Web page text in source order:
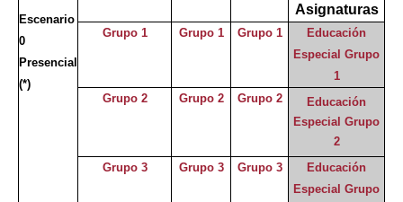
Escenario
0
Presencial
(*)
Asignaturas
Grupo 1 Grupo 1 Grupo 1
Educación
Especial Grupo
1
Grupo 2
Grupo 2 Grupo 2
Educación
Especial Grupo
2
Grupo 3
Grupo 3 Grupo 3
Educación
Especial Grupo